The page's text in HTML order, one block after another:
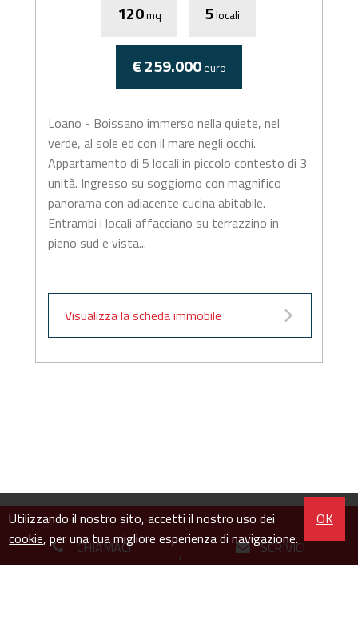
CHIAMACI SCRIVICI
120mq 5locali
€ 259.000euro
Loano - Boissano immerso nella quiete, nel
verde, al sole ed con il mare negli occhi.
Appartamento di 5 locali in piccolo contesto di 3
unità. Ingresso su soggiorno con magnifico
panorama con adiacente cucina abitabile.
Entrambi i locali affacciano su terrazzino in
pieno sud e vista...
Visualizza la scheda immobile
Copyright © 2026 - All Rights Reserved
Utilizzando il nostro sito, accetti il nostro uso dei
cookie, per una tua migliore esperienza di navigazione.
OK